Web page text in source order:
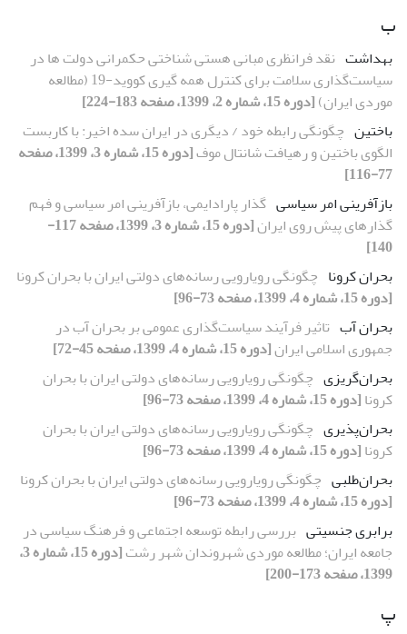
ب
بهداشت نقد فرانظری مبانی هستی شناختی حکمرانی دولت ها در
سیاست‌گذاری سلامت برای کنترل همه گیری کووید-19 (مطالعه
موردی ایران)[دوره 15، شماره 2، 1399، صفحه 183-224]
باختین چگونگی رابطه خود / دیگری در ایران سده اخیر: با کاربست
الگوی باختین و رهیافت شانتال موف
[دوره 15، شماره 3، 1399، صفحه
77-116]
بازآفرینی امر سیاسی گذار پارادایمی، بازآفرینی امر سیاسی و فهم
گذارهای پیش روی ایران
[دوره 15، شماره 3، 1399، صفحه 117-
140]
بحران کرونا چگونگی رویارویی رسانه‌های دولتی ایران با بحران کرونا
[دوره 15، شماره 4، 1399، صفحه 73-96]
بحران آب تاثیر فرآیند سیاست‌گذاری عمومی بر بحران آب در
جمهوری اسلامی ایران[دوره 15، شماره 4، 1399، صفحه 45-72]
بحران‌گریزی چگونگی رویارویی رسانه‌های دولتی ایران با بحران
کرونا[دوره 15، شماره 4، 1399، صفحه 73-96]
بحران‌پذیری چگونگی رویارویی رسانه‌های دولتی ایران با بحران
کرونا[دوره 15، شماره 4، 1399، صفحه 73-96]
بحران‌طلبی چگونگی رویارویی رسانه‌های دولتی ایران با بحران کرونا
[دوره 15، شماره 4، 1399، صفحه 73-96]
برابری جنسیتی بررسی رابطه توسعه اجتماعی و فرهنگ سیاسی در
جامعه ایران؛ مطالعه موردی شهروندان شهر رشت
[دوره 15، شماره 3،
1399، صفحه 173-200]
پ